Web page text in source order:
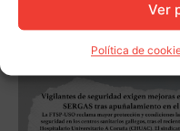
Ver
Política de